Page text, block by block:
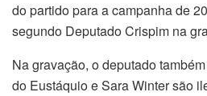
do partido para a campanha de
segundo Deputado Crispim na
Na gravação, o deputado
do Eustáquio e Sara Winter são